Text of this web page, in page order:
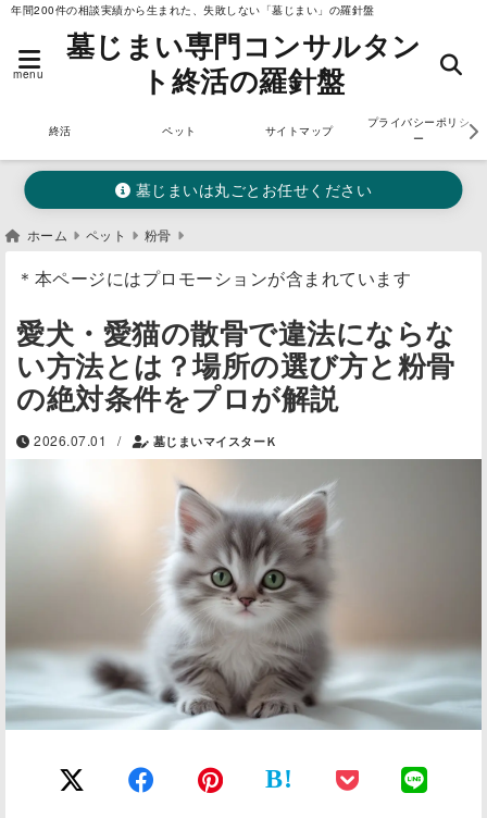
年間200件の相談実績から生まれた、失敗しない「墓じまい」の羅針盤
menu
墓じまい専門コンサルタン
ト終活の羅針盤
終活 ペット サイトマップ
プライバシーポリシ
ー
墓じまいは丸ごとお任せください
ホーム ペット 粉骨
＊本ページにはプロモーションが含まれています
愛犬・愛猫の散骨で違法にならな
い方法とは？場所の選び方と粉骨
の絶対条件をプロが解説
2026.07.01 / 墓じまいマイスターＫ
B!